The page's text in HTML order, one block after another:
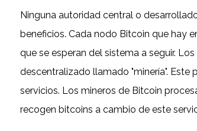
Ninguna autoridad central o
beneficios. Cada nodo Bitcoin que hay
que se esperan del sistema a seguir.
descentralizado llamado "minería". Este
servicios. Los mineros de Bitcoin
recogen bitcoins a cambio de este